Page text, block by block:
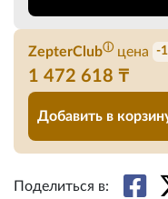
ZepterClubⓘ цена -
1 472 618 ₸
Добавить в
Поделиться в: